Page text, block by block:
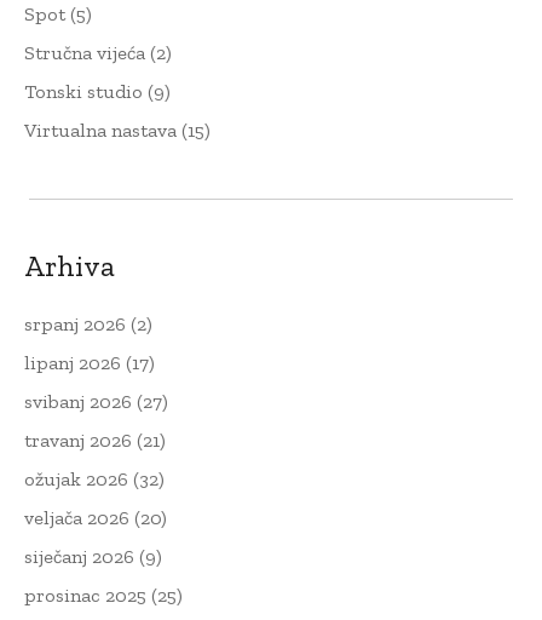
Spot(5)
Stručna vijeća (2)
Tonski studio (9)
Virtualna nastava (15)
Arhiva
srpanj 2026 (2)
lipanj 2026 (17)
svibanj 2026 (27)
travanj 2026 (21)
ožujak 2026 (32)
veljača 2026 (20)
siječanj 2026 (9)
prosinac 2025 (25)